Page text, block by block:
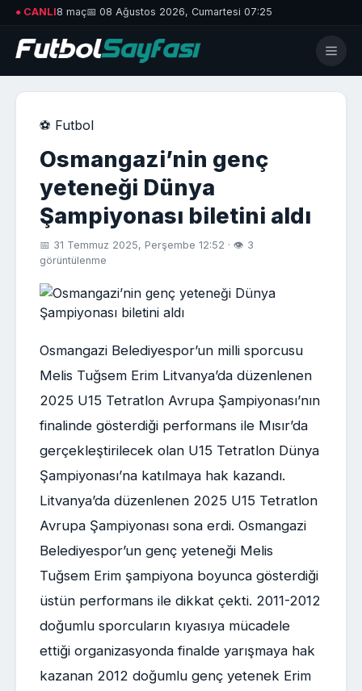
● CANLI8 maç📅 08 Ağustos 2026, Cumartesi 07:25
⚽ Futbol
Osmangazi’nin genç
yeteneği Dünya
Şampiyonası biletini aldı
📅 31 Temmuz 2025, Perşembe 12:52 · 👁 3
görüntülenme
Osmangazi Belediyespor’un milli sporcusu
Melis Tuğsem Erim Litvanya’da düzenlenen
2025 U15 Tetratlon Avrupa Şampiyonası’nın
finalinde gösterdiği performans ile Mısır’da
gerçekleştirilecek olan U15 Tetratlon Dünya
Şampiyonası’na katılmaya hak kazandı.
Litvanya’da düzenlenen 2025 U15 Tetratlon
Avrupa Şampiyonası sona erdi. Osmangazi
Belediyespor’un genç yeteneği Melis
Tuğsem Erim şampiyona boyunca gösterdiği
üstün performans ile dikkat çekti. 2011-2012
doğumlu sporcuların kıyasıya mücadele
ettiği organizasyonda finalde yarışmaya hak
kazanan 2012 doğumlu genç yetenek Erim